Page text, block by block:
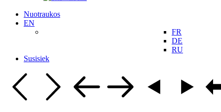
Nuotraukos
EN
FR
DE
RU
Susisiek